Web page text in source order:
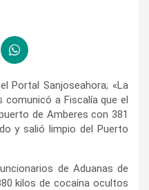
Portal Sanjoseahora; «La
comunicó a Fiscalía que el
de Amberes con 381
y salió limpio del Puerto
de Aduanas de
kilos de cocaína ocultos